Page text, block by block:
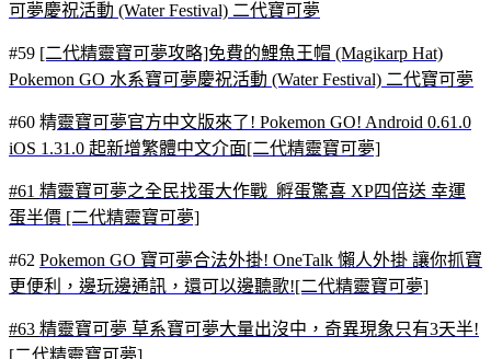
可夢慶祝活動 (Water Festival) 二代寶可夢
#59 [二代精靈寶可夢攻略]免費的鯉魚王帽 (Magikarp Hat)
Pokemon GO 水系寶可夢慶祝活動 (Water Festival) 二代寶可夢
#60 精靈寶可夢官方中文版來了! Pokemon GO! Android 0.61.0
iOS 1.31.0 起新增繁體中文介面[二代精靈寶可夢]
#61 精靈寶可夢之全民找蛋大作戰 孵蛋驚喜 XP四倍送 幸運
蛋半價 [二代精靈寶可夢]
#62 Pokemon GO 寶可夢合法外掛! OneTalk 懶人外掛 讓你抓寶
更便利，邊玩邊通訊，還可以邊聽歌![二代精靈寶可夢]
#63 精靈寶可夢 草系寶可夢大量出沒中，奇異現象只有3天半!